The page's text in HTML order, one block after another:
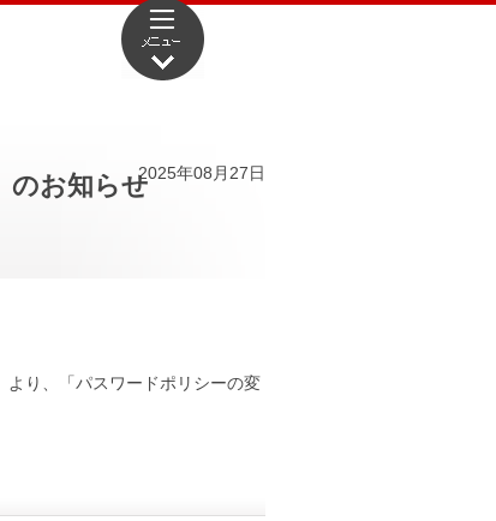
2025年08月27日
のお知らせ
り、「パスワードポリシーの変